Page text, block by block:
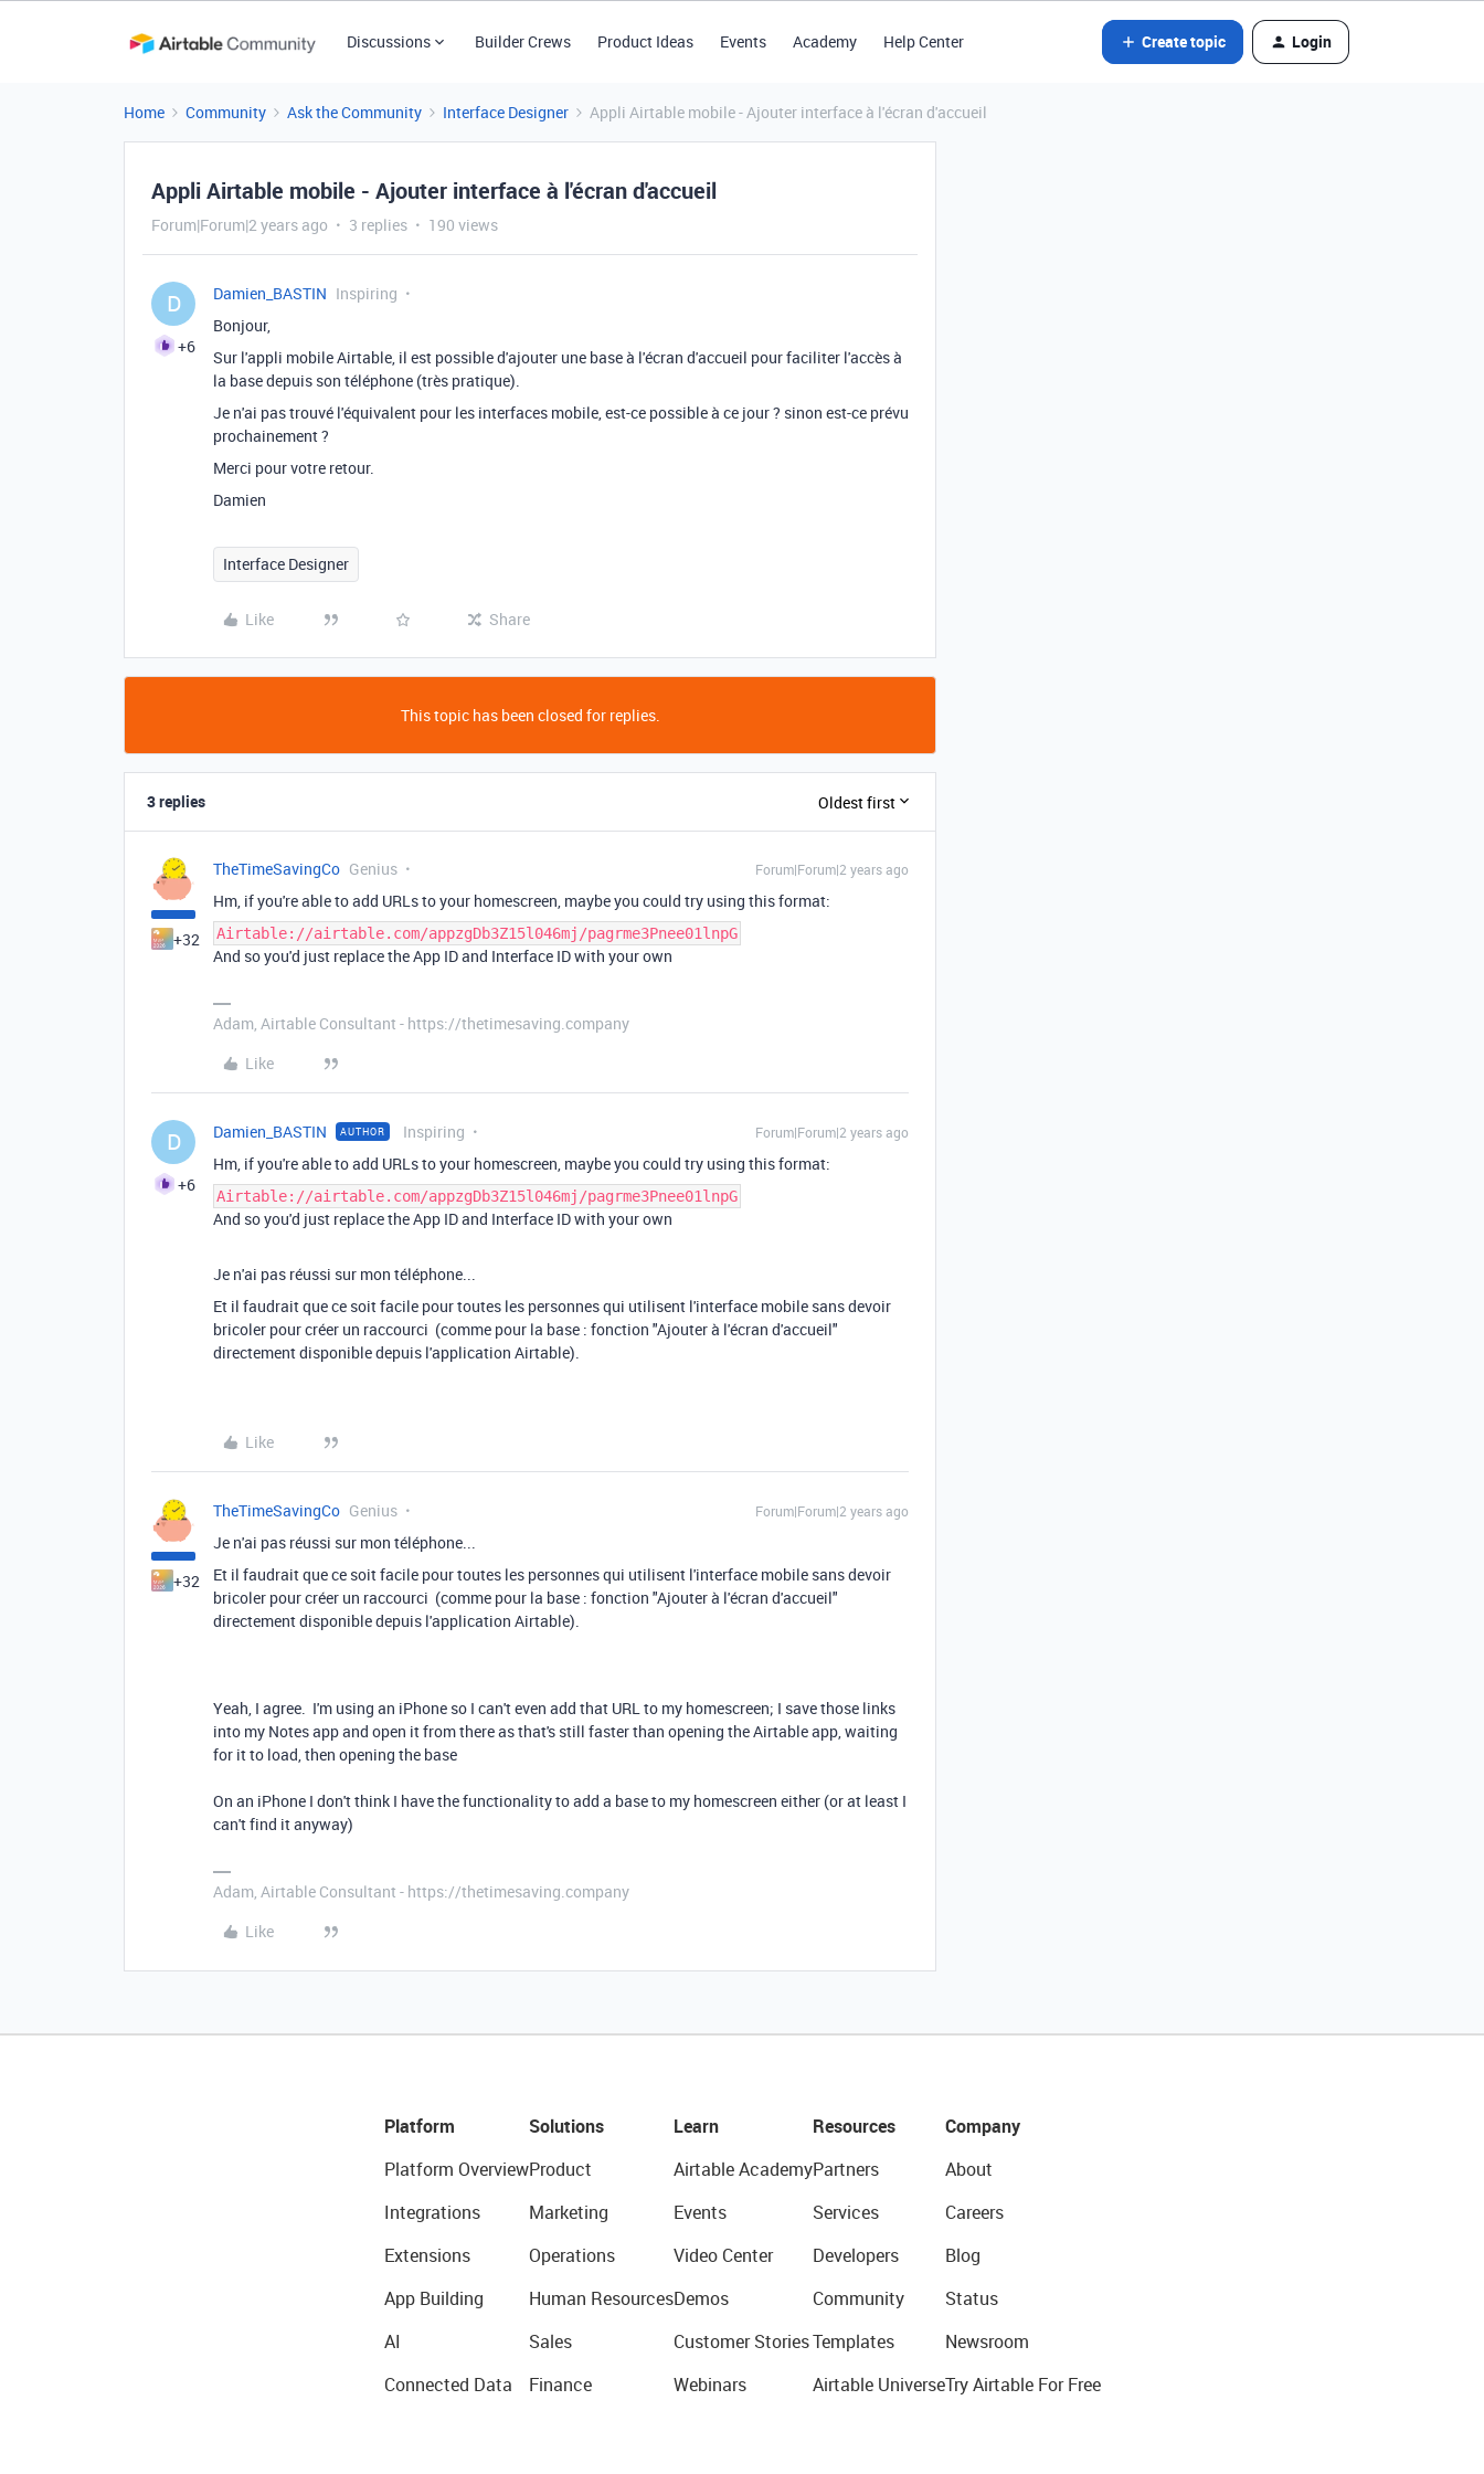
Discussions Builder Crews Product Ideas Events Academy Help Center Create topic Login
Home Community Ask the Community Interface Designer Appli Airtable mobile - Ajouter interface à l'écran d'accueil
Appli Airtable mobile - Ajouter interface à l'écran d'accueil
Forum|Forum|2 years ago 3 replies 190 views
D
+6
Damien_BASTIN Inspiring
Bonjour,
Sur l'appli mobile Airtable, il est possible d'ajouter une base à l'écran d'accueil pour faciliter l'accès à
la base depuis son téléphone (très pratique).
Je n'ai pas trouvé l'équivalent pour les interfaces mobile, est-ce possible à ce jour ? sinon est-ce prévu
prochainement ?
Merci pour votre retour.
Damien
Interface Designer
Like Share
This topic has been closed for replies.
3 replies Oldest first
+32
TheTimeSavingCo Genius Forum|Forum|2 years ago
Hm, if you're able to add URLs to your homescreen, maybe you could try using this format:
Airtable://airtable.com/appzgDb3Z15l046mj/pagrme3Pnee01lnpG
And so you'd just replace the App ID and Interface ID with your own
Adam, Airtable Consultant - https://thetimesaving.company
Like
D
+6
Damien_BASTIN AUTHOR Inspiring Forum|Forum|2 years ago
Hm, if you're able to add URLs to your homescreen, maybe you could try using this format:
Airtable://airtable.com/appzgDb3Z15l046mj/pagrme3Pnee01lnpG
And so you'd just replace the App ID and Interface ID with your own
Je n'ai pas réussi sur mon téléphone...
Et il faudrait que ce soit facile pour toutes les personnes qui utilisent l'interface mobile sans devoir
bricoler pour créer un raccourci (comme pour la base : fonction "Ajouter à l'écran d'accueil"
directement disponible depuis l'application Airtable).
Like
+32
TheTimeSavingCo Genius Forum|Forum|2 years ago
Je n'ai pas réussi sur mon téléphone...
Et il faudrait que ce soit facile pour toutes les personnes qui utilisent l'interface mobile sans devoir
bricoler pour créer un raccourci (comme pour la base : fonction "Ajouter à l'écran d'accueil"
directement disponible depuis l'application Airtable).
Yeah, I agree. I'm using an iPhone so I can't even add that URL to my homescreen; I save those links
into my Notes app and open it from there as that's still faster than opening the Airtable app, waiting
for it to load, then opening the base
On an iPhone I don't think I have the functionality to add a base to my homescreen either (or at least I
can't find it anyway)
Adam, Airtable Consultant - https://thetimesaving.company
Like
Platform
Platform Overview
Integrations
Extensions
App Building
AI
Connected Data
Solutions
Product
Marketing
Operations
Human Resources
Sales
Finance
Learn
Airtable Academy
Events
Video Center
Demos
Customer Stories
Webinars
Resources
Partners
Services
Developers
Community
Templates
Airtable Universe
Company
About
Careers
Blog
Status
Newsroom
Try Airtable For Free